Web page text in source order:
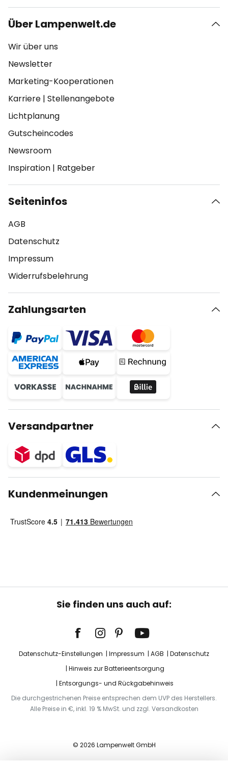
Über Lampenwelt.de
Wir über uns
Newsletter
Marketing-Kooperationen
Karriere | Stellenangebote
Lichtplanung
Gutscheincodes
Newsroom
Inspiration | Ratgeber
Seiteninfos
AGB
Datenschutz
Impressum
Widerrufsbelehrung
Zahlungsarten
Versandpartner
Kundenmeinungen
Sie finden uns auch auf:
Datenschutz-Einstellungen Impressum AGB
Datenschutz
Hinweis zur Batterieentsorgung
Entsorgungs- und Rückgabehinweis
Die durchgestrichenen Preise entsprechen dem UVP des Herstellers.
Alle Preise in €, inkl. 19 % MwSt. und zzgl. Versandkosten
© 2026 Lampenwelt GmbH